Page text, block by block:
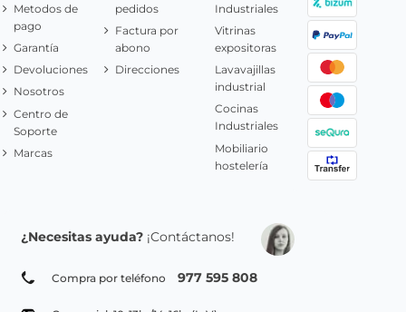
Metodos de
pago
Garantía
Devoluciones
Nosotros
Centro de
Soporte
Marcas
pedidos
Factura por
abono
Direcciones
Industriales
Vitrinas
expositoras
Lavavajillas
industrial
Cocinas
Industriales
Mobiliario
hostelería
¿Necesitas ayuda? ¡Contáctanos!
Compra por teléfono 977 595 808